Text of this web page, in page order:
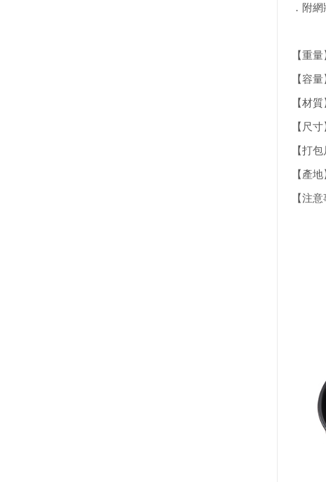
．附
【重
【容
【材
【尺
【打
【產
【注